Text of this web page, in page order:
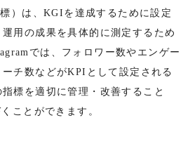
）は、KGIを達成するために設定
用の成果を具体的に測定するため
では、フォロワー数やエンゲー
チ数などがKPIとして設定される
標を適切に管理・改善すること
ことができます。